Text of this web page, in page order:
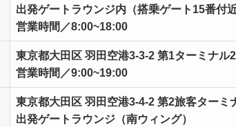
出発ゲートラウンジ内（搭乗ゲート15番付近
営業時間／8:00~18:00
東京都大田区 羽田空港3-3-2 第1ターミナル
営業時間／9:00~19:00
東京都大田区 羽田空港3-4-2 第2旅客ターミ
出発ゲートラウンジ（南ウィング）